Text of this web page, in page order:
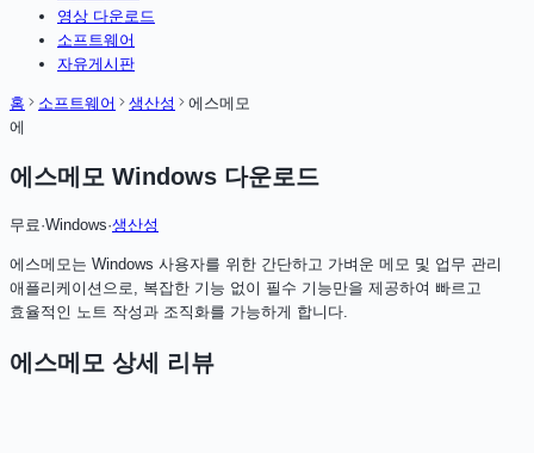
영상 다운로드
소프트웨어
자유게시판
홈 소프트웨어 생산성
에스메모
에
에스메모 Windows 다운로드
무료·Windows·생산성
에스메모는 Windows 사용자를 위한 간단하고 가벼운 메모 및 업무 관리
애플리케이션으로, 복잡한 기능 없이 필수 기능만을 제공하여 빠르고
효율적인 노트 작성과 조직화를 가능하게 합니다.
에스메모 상세 리뷰